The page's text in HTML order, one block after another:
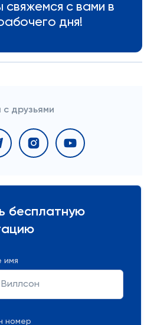
свяжемся с вами в
дня!
с друзьями
бесплатную
имя
номер